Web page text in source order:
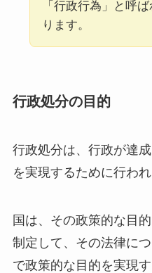
「行政行為」と呼
ります。
行政処分の目的
行政処分は、行政が達
を実現するために行われ
国は、その政策的な目
制定して、その法律に
で政策的な目的を実現